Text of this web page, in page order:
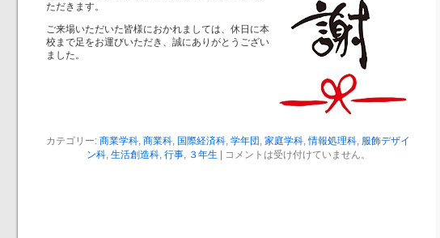
ただきます。
ご来場いただいた皆様におかれましては、休日に本
校まで足をお運びいただき、誠にありがとうござい
ました。
カテゴリー: 商業学科, 商業科, 国際経済科, 学年団 , 家庭学科,情報処理科, 服飾デザイ
ン科, 生活創造科, 行事, ３年生 コメントは受け付けていません。